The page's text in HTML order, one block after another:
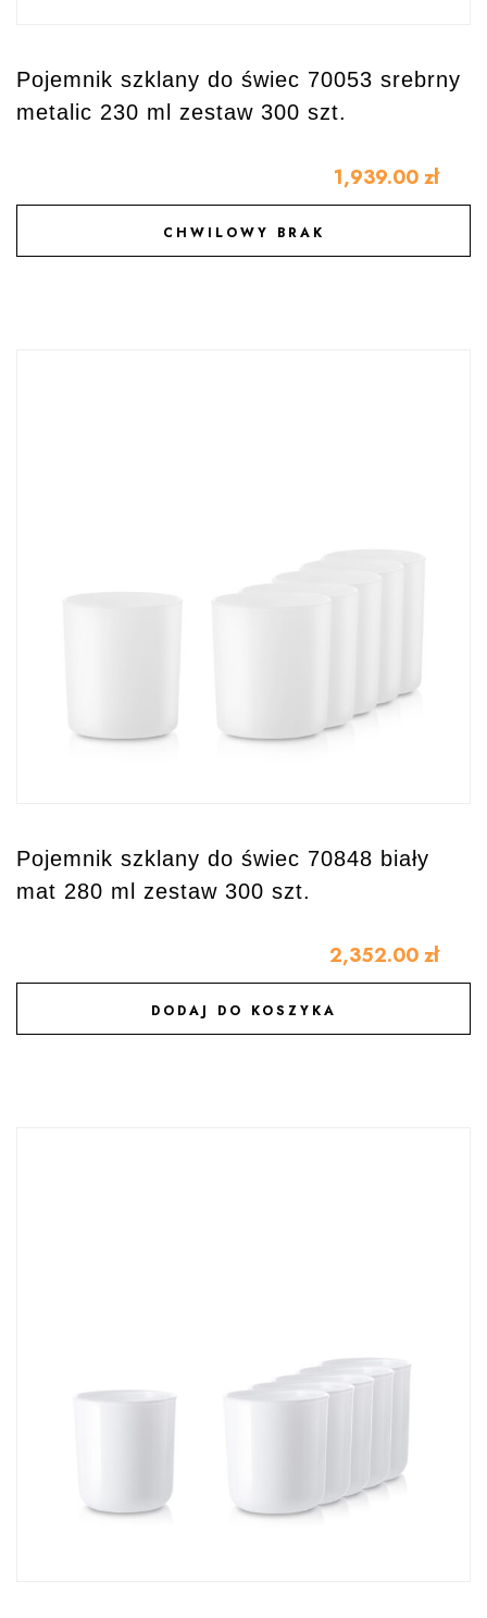
Pojemnik szklany do świec 70053 srebrny
metalic 230 ml zestaw 300 szt.
1,939.00 zł
CHWILOWY BRAK
DODAJ DO ULUBIONYCH
Pojemnik szklany do świec 70848 biały
mat 280 ml zestaw 300 szt.
2,352.00 zł
DODAJ DO KOSZYKA
DODAJ DO ULUBIONYCH